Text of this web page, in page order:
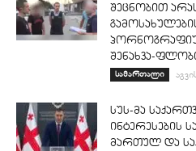
შეცნობით
შენახვა-
სამართალი
სუს-მა
ინტერესების
მართულ და